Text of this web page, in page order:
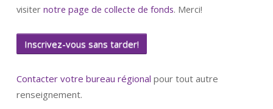
visiter notre page de collecte de fonds. Merci!
Inscrivez-vous sans tarder!
Contacter votre bureau régional pour tout autre
renseignement.